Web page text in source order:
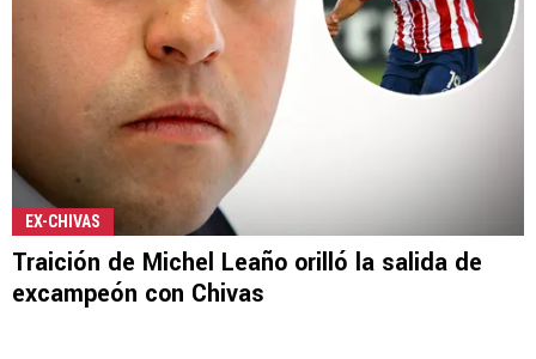
EX-CHIVAS
Traición de Michel Leaño orilló la salida de
excampeón con Chivas